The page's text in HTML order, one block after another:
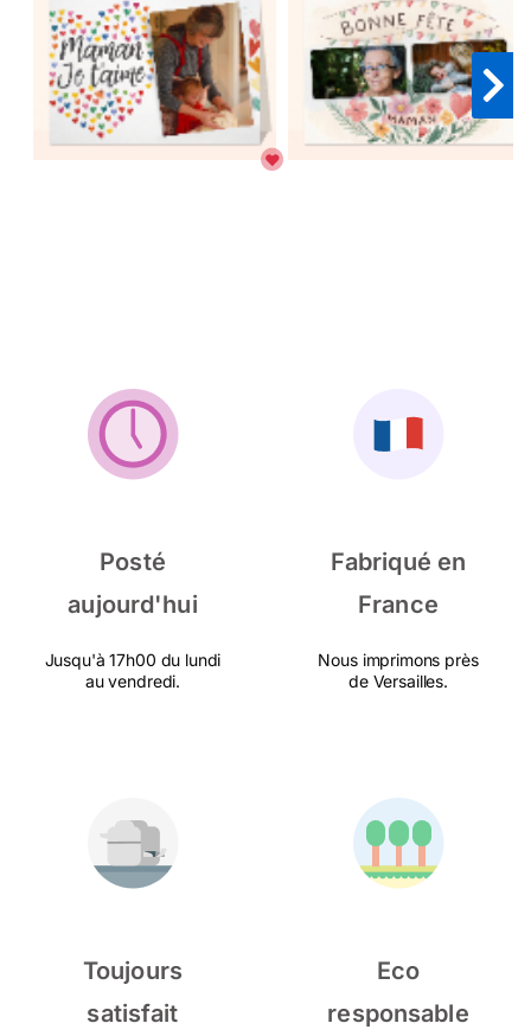
Posté
aujourd'hui
Jusqu'à 17h00 du lundi
au vendredi.
Fabriqué en
France
Nous imprimons près
de Versailles.
Toujours
satisfait
Eco
responsable